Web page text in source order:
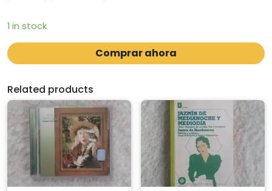
1 in stock
Comprar ahora
Related products